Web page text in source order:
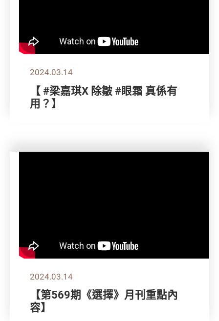
2024.03.14
【 #梁嘉琪X 除皺 #眼霜 真係有
用？】
2024.03.14
【第569期《選擇》月刊重點內
容】